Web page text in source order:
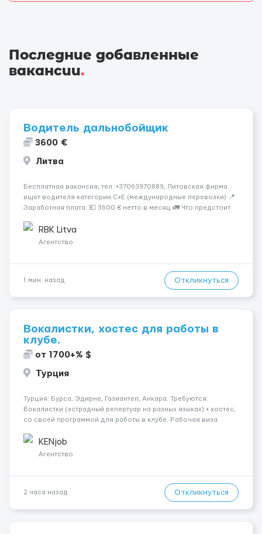
Последние добавленные
вакансии.
Водитель дальнобойщик
3600 €
Литва
Бесплатная вакансия, тел. +37063970889, Литовская фирма
ищет водителя категории C+E (международные перевозки) 📍
Заработная плата: 💶 3600 € нетто в месяц 🚛 Что предстоит
рефрижераторах. В среднем 400–500 км в день. Погрузки и
разгрузки ...
RBK Litva
Агентство
1 мин. назад Откликнуться
Вокалистки, хостес для работы в
клубе.
от 1700+% $
Турция
Турция: Бурса, Эдирне, Газиантеп, Анкара. Требуются:
Вокалистки (эстрадный репертуар на разных языках) + хостеc,
со своей программой для работы в клубе. Рабочая виза.
одного до трех месяцев. Мед. страховка. Высокая зарплат...
KENjob
Агентство
2 часа назад Откликнуться